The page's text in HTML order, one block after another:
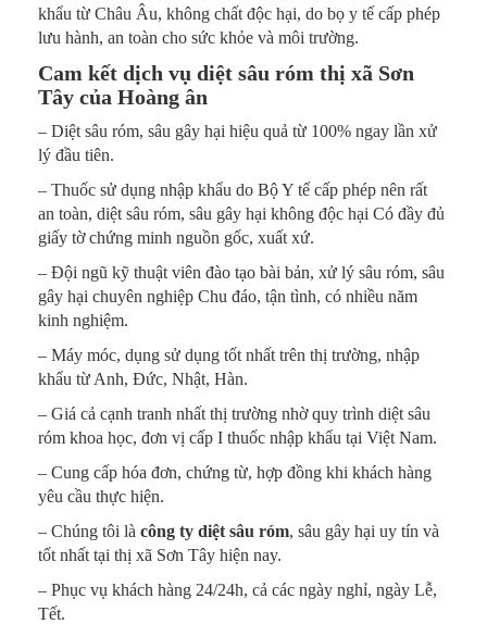
khẩu từ Châu Âu, không chất độc hại, do bọ y tế cấp phép
lưu hành, an toàn cho sức khỏe và môi trường.
Cam kết dịch vụ diệt sâu róm thị xã Sơn
Tây của Hoàng ân
– Diệt sâu róm, sâu gây hại hiệu quả từ 100% ngay lần xử
lý đầu tiên.
– Thuốc sử dụng nhập khẩu do Bộ Y tế cấp phép nên rất
an toàn, diệt sâu róm, sâu gây hại không độc hại Có đầy đủ
giấy tờ chứng minh nguồn gốc, xuất xứ.
– Đội ngũ kỹ thuật viên đào tạo bài bản, xử lý sâu róm, sâu
gây hại chuyên nghiệp Chu đáo, tận tình, có nhiều năm
kinh nghiệm.
– Máy móc, dụng sử dụng tốt nhất trên thị trường, nhập
khẩu từ Anh, Đức, Nhật, Hàn.
– Giá cả cạnh tranh nhất thị trường nhờ quy trình diệt sâu
róm khoa học, đơn vị cấp I thuốc nhập khẩu tại Việt Nam.
– Cung cấp hóa đơn, chứng từ, hợp đồng khi khách hàng
yêu cầu thực hiện.
– Chúng tôi là công ty diệt sâu róm, sâu gây hại uy tín và
tốt nhất tại thị xã Sơn Tây hiện nay.
– Phục vụ khách hàng 24/24h, cả các ngày nghỉ, ngày Lễ,
Tết.